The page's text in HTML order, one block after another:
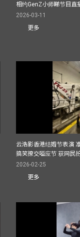
相约GenZ小师睇节目直
2026-03-11
更多
云浩影香港结婚节表演
搞笑撩交嗌应节 获网民
2026-02-25
更多